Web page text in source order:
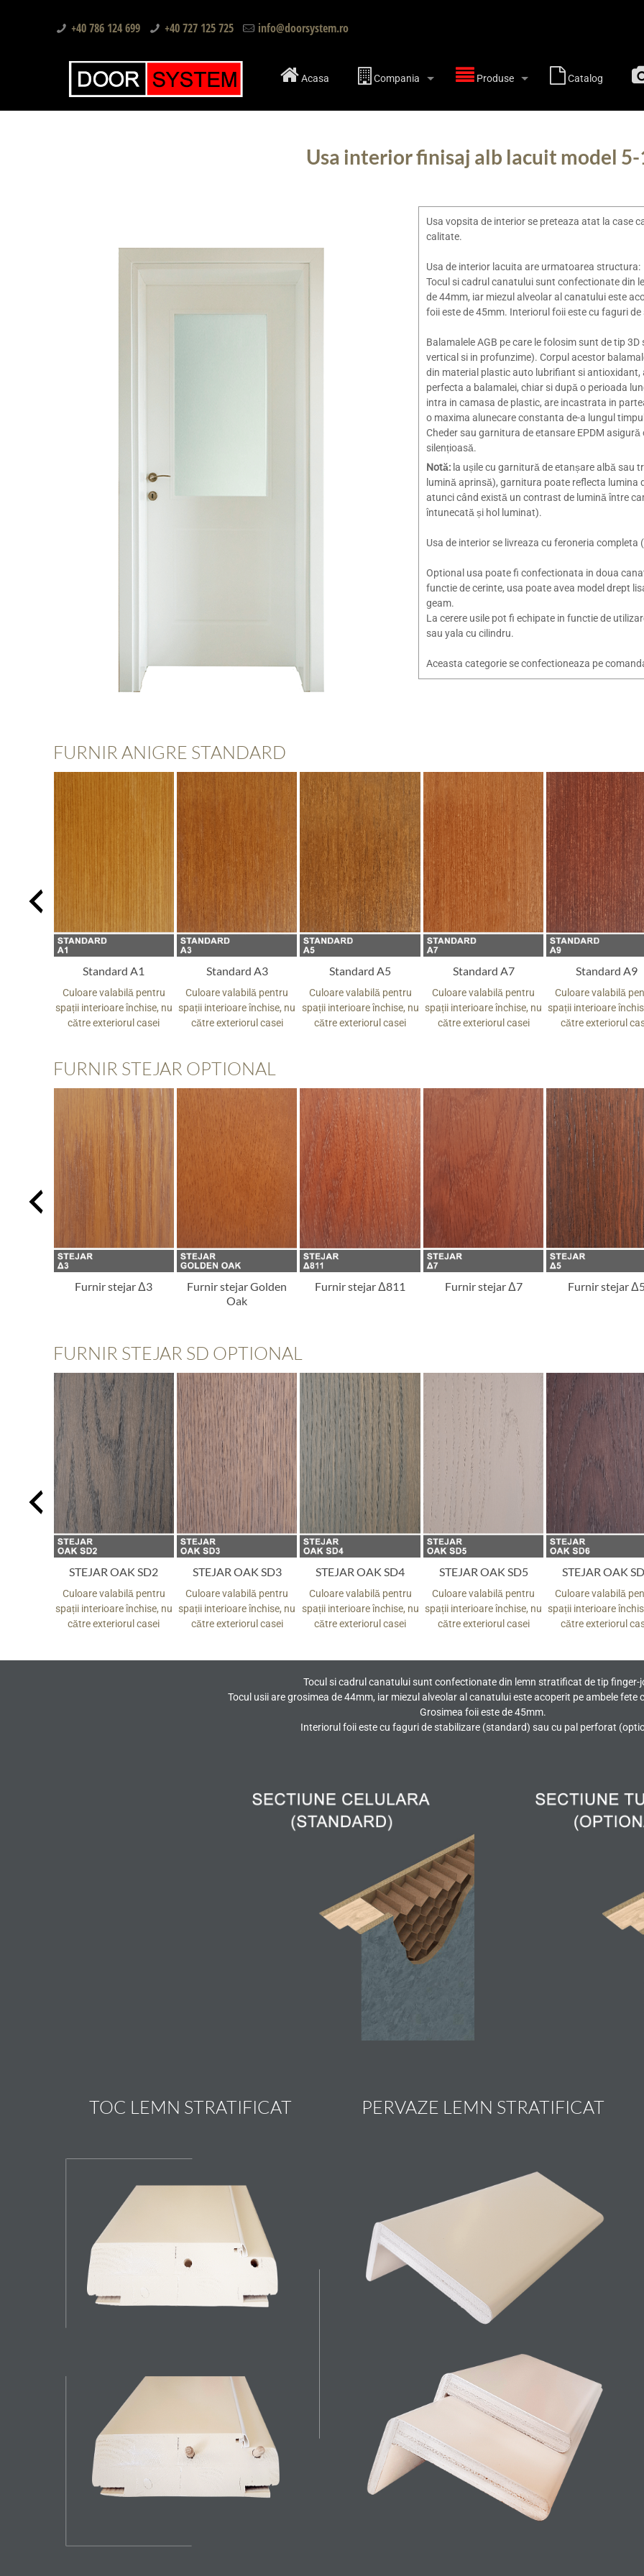
+40 786 124 699 +40 727 125 725 info@doorsystem.ro
Acasa Compania Produse Catalog
Usa interior finisaj alb lacuit model
Usa vopsita de interior se preteaza atat la case
calitate.
Usa de interior lacuita are urmatoarea structura:
Tocul si cadrul canatului sunt confectionate din
de 44mm, iar miezul alveolar al canatului este
foii este de 45mm. Interiorul foii este cu faguri
Balamalele AGB pe care le folosim sunt de tip
vertical si in profunzime). Corpul acestor
din material plastic auto lubrifiant si
perfecta a balamalei, chiar si după o perioada
intra in camasa de plastic, are incastrata in
o maxima alunecare constanta de-a lungul
Cheder sau garnitura de etansare EPDM
silențioasă.
Notă: la ușile cu garnitură de etanșare albă sau
lumină aprinsă), garnitura poate reflecta lumina
atunci când există un contrast de lumină între
întunecată și hol luminat).
Usa de interior se livreaza cu feroneria completa
Optional usa poate fi confectionata in doua
functie de cerinte, usa poate avea model drept
geam.
La cerere usile pot fi echipate in functie de
sau yala cu cilindru.
Aceasta categorie se confectioneaza pe
FURNIR ANIGRE STANDARD
Standard A1
Culoare valabilă pentru
spații interioare închise, nu
către exteriorul casei
Standard A3
Culoare valabilă pentru
spații interioare închise, nu
către exteriorul casei
Standard A5
Culoare valabilă pentru
spații interioare închise, nu
către exteriorul casei
Standard A7
Culoare valabilă pentru
spații interioare închise, nu
către exteriorul casei
Standard A9
Culoare valabilă
spații interioare
către exteriorul
FURNIR STEJAR OPTIONAL
Furnir stejar Δ3
Furnir stejar Golden
Oak
Furnir stejar Δ811 Furnir stejar Δ7 Furnir stejar
FURNIR STEJAR SD OPTIONAL
STEJAR OAK SD2
Culoare valabilă pentru
spații interioare închise, nu
către exteriorul casei
STEJAR OAK SD3
Culoare valabilă pentru
spații interioare închise, nu
către exteriorul casei
STEJAR OAK SD4
Culoare valabilă pentru
spații interioare închise, nu
către exteriorul casei
STEJAR OAK SD5
Culoare valabilă pentru
spații interioare închise, nu
către exteriorul casei
STEJAR OAK
Culoare valabilă
spații interioare
către exteriorul
Tocul si cadrul canatului sunt confectionate din lemn stratificat de tip finger-
Tocul usii are grosimea de 44mm, iar miezul alveolar al canatului este acoperit pe ambele fete
Grosimea foii este de 45mm.
Interiorul foii este cu faguri de stabilizare (standard) sau cu pal perforat
TOC LEMN STRATIFICAT PERVAZE LEMN STRATIFICAT